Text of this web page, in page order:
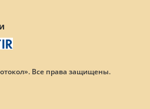
Все права защищены.